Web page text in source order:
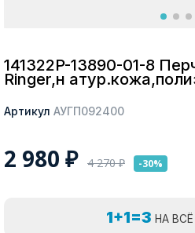
141322P-13890-01-8
Ringer,н
Артикул АУГП092400
2 980 ₽ 4 270₽ -30%
1+1=3 НА ВСЁ